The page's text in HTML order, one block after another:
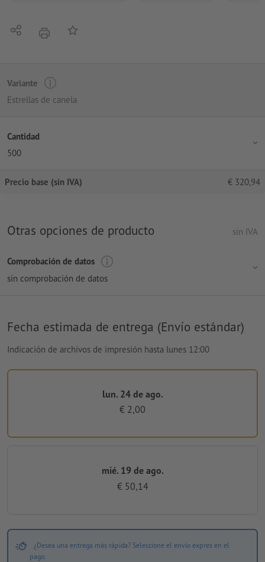
CompartirimprimirAñadir a lista de favoritos
Variante
Estrellas de canela
Cantidad
500
Precio base (sin IVA) € 320,94
Otras opciones de producto sin IVA
Comprobación de datos
sin comprobación de datos
Fecha estimada de entrega (Envío estándar)
Indicación de archivos de impresión hasta lunes 12:00
lun. 24 de ago.
€ 2,00
mié. 19 de ago.
€ 50,14
¿Desea una entrega más rápida? Seleccione el envío exprés en el
pago.